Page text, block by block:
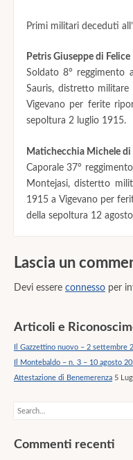
Primi militari deceduti
Petris Giuseppe di Felice
Soldato 8° reggimento
Sauris, distretto
Vigevano per ferite
sepoltura 2 luglio 1915.
Matichecchia Michele di
Caporale 37°
Montejasi, distertto
1915 a Vigevano per
della sepoltura 12
Lascia un
Devi essere connesso per
Articoli e
Il Gazzettino nuovo – 2 settembre
Il Montebaldo – n. 3 – 10 agosto
Attestazione di Benemerenza 5
Search
Commenti recenti